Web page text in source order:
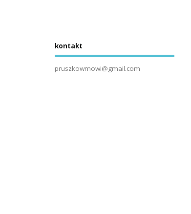
kontakt
pruszkowmowi@gmail.com